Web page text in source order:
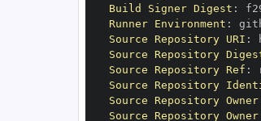
Build Signer Digest :
Runner Environment :
Source Repository URI :
Source Repository
Source Repository Ref :
Source Repository
Source Repository Owner
Source Repository